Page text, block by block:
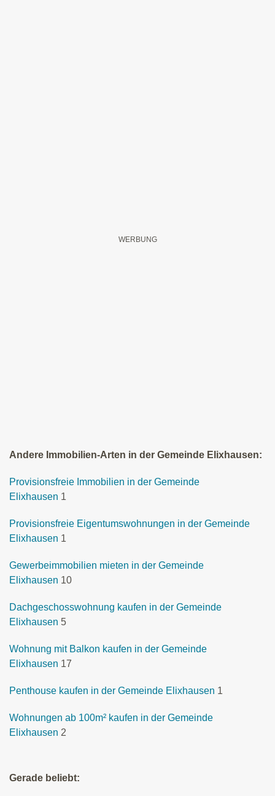
Andere Immobilien-Arten in der Gemeinde Elixhausen:
Provisionsfreie Immobilien in der Gemeinde
Elixhausen 1
Provisionsfreie Eigentumswohnungen in der Gemeinde
Elixhausen 1
Gewerbeimmobilien mieten in der Gemeinde
Elixhausen 10
Dachgeschosswohnung kaufen in der Gemeinde
Elixhausen 5
Wohnung mit Balkon kaufen in der Gemeinde
Elixhausen 17
Penthouse kaufen in der Gemeinde Elixhausen 1
Wohnungen ab 100m² kaufen in der Gemeinde
Elixhausen 2
Gerade beliebt: